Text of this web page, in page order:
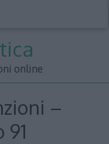
online
–
91